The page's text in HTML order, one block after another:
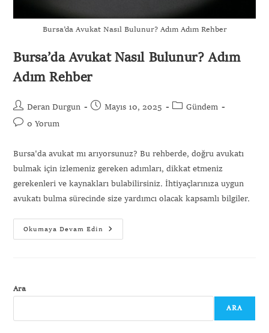
Bursa’da Avukat Nasıl Bulunur? Adım Adım Rehber
Bursa’da Avukat Nasıl Bulunur? Adım
Adım Rehber
Deran Durgun Mayıs 10, 2025
Gündem
0 Yorum
Bursa'da avukat mı arıyorsunuz? Bu rehberde, doğru avukatı
bulmak için izlemeniz gereken adımları, dikkat etmeniz
gerekenleri ve kaynakları bulabilirsiniz. İhtiyaçlarınıza uygun
avukatı bulma sürecinde size yardımcı olacak kapsamlı bilgiler.
Okumaya Devam Edin
Ara
ARA